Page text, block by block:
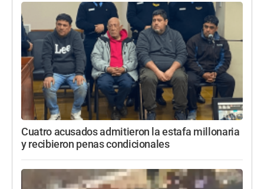
Cuatro acusados admitieron la estafa millonaria
y recibieron penas condicionales